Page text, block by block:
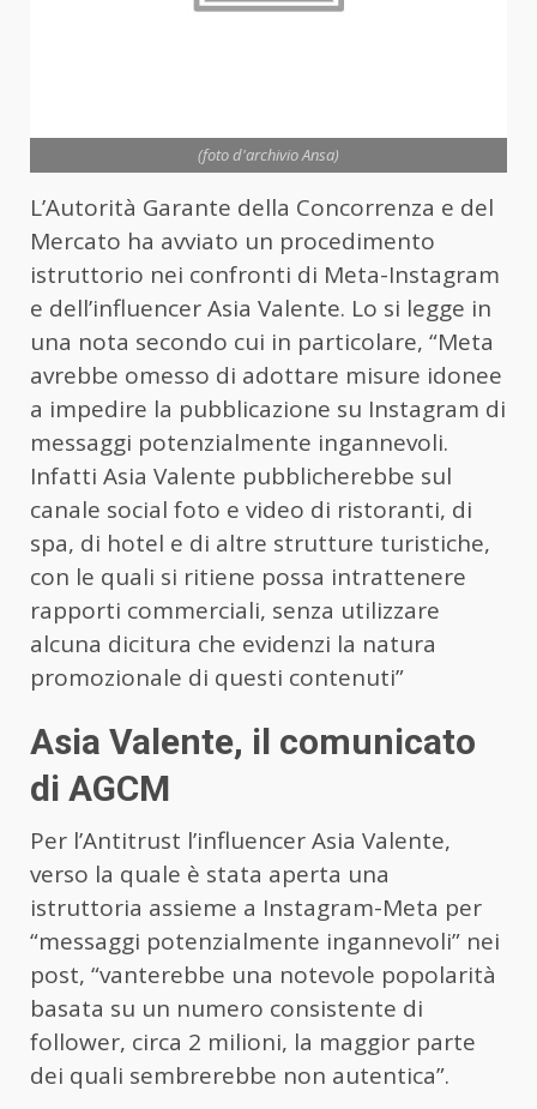
(foto d'archivio Ansa)
L’Autorità Garante della Concorrenza e del
Mercato ha avviato un procedimento
istruttorio nei confronti di Meta-Instagram
e dell’influencer Asia Valente. Lo si legge in
una nota secondo cui in particolare, “Meta
avrebbe omesso di adottare misure idonee
a impedire la pubblicazione su Instagram di
messaggi potenzialmente ingannevoli.
Infatti Asia Valente pubblicherebbe sul
canale social foto e video di ristoranti, di
spa, di hotel e di altre strutture turistiche,
con le quali si ritiene possa intrattenere
rapporti commerciali, senza utilizzare
alcuna dicitura che evidenzi la natura
promozionale di questi contenuti”
Asia Valente, il comunicato
di AGCM
Per l’Antitrust l’influencer Asia Valente,
verso la quale è stata aperta una
istruttoria assieme a Instagram-Meta per
“messaggi potenzialmente ingannevoli” nei
post, “vanterebbe una notevole popolarità
basata su un numero consistente di
follower, circa 2 milioni, la maggior parte
dei quali sembrerebbe non autentica”.